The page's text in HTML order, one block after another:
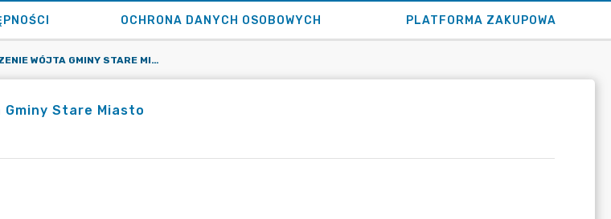
OCHRONA DANYCH OSOBOWYCH PLATFORMA ZAKUPOWA
OBWIESZCZENIE WÓJTA GMINY STARE MIASTO
Gminy Stare Miasto